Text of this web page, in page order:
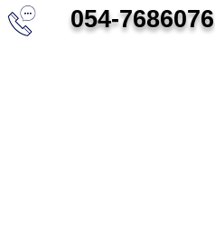
054-7686076